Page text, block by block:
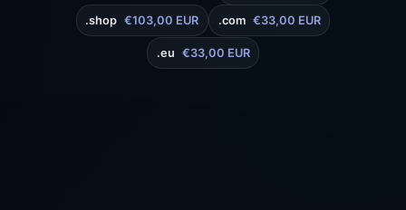
.shop €103,00 EUR .com €33,00 EUR
.eu €33,00 EUR